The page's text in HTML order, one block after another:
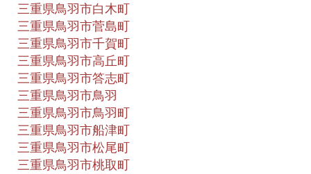
三重県鳥羽市白木町
三重県鳥羽市菅島町
三重県鳥羽市千賀町
三重県鳥羽市高丘町
三重県鳥羽市答志町
三重県鳥羽市鳥羽
三重県鳥羽市鳥羽町
三重県鳥羽市船津町
三重県鳥羽市松尾町
三重県鳥羽市桃取町